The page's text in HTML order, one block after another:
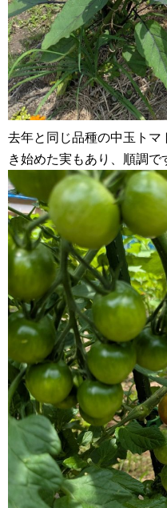
去年と同じ品種の中玉ト
き始めた実もあり、順調で